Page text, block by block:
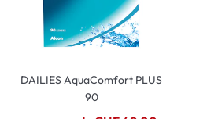
DAILIES AquaComfort PLUS
90